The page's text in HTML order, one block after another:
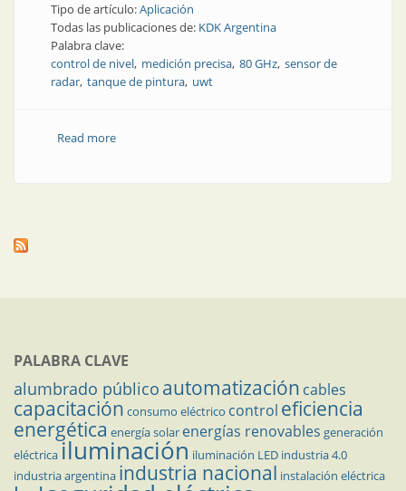
Tipo de artículo:Aplicación
Todas las publicaciones de: KDK Argentina
Palabra clave:
control de nivel medición precisa 80 GHz sensor de
radar tanque de pintura uwt
Read moreabout Control de nivel de químicos en la industria de
PALABRA CLAVE
alumbrado público automatización cables
capacitación consumo eléctrico control eficiencia
energética energía solar energías renovables generación
eléctricailuminación iluminación LED industria 4.0
industria argentina industria nacional instalación eléctrica